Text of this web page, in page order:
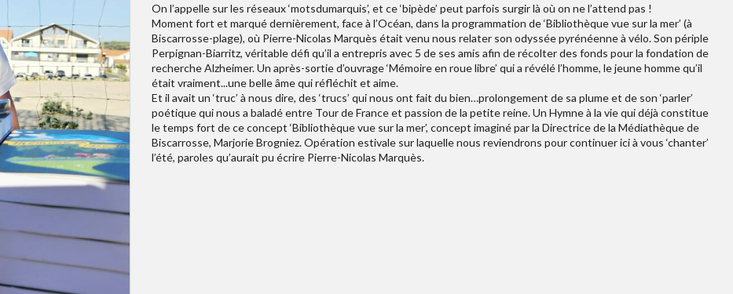
On l’appelle sur les réseaux ‘motsdumarquis’, et ce ‘bipède’ peut parfois surgir là où on ne l’attend pas !
Moment fort et marqué dernièrement, face à l’Océan, dans la programmation de ‘Bibliothèque vue sur la mer’ (à
Biscarrosse-plage), où Pierre-Nicolas Marquès était venu nous relater son odyssée pyrénéenne à vélo. Son périple
Perpignan-Biarritz, véritable défi qu’il a entrepris avec 5 de ses amis afin de récolter des fonds pour la fondation de
recherche Alzheimer. Un après-sortie d’ouvrage ‘Mémoire en roue libre’ qui a révélé l’homme, le jeune homme qu’il
était vraiment...une belle âme qui réfléchit et aime.
Et il avait un ‘truc’ à nous dire, des ‘trucs’ qui nous ont fait du bien…prolongement de sa plume et de son ‘parler’
poétique qui nous a baladé entre Tour de France et passion de la petite reine. Un Hymne à la vie qui déjà constitue
le temps fort de ce concept ‘Bibliothèque vue sur la mer’, concept imaginé par la Directrice de la Médiathèque de
Biscarrosse, Marjorie Brogniez. Opération estivale sur laquelle nous reviendrons pour continuer ici à vous ‘chanter’
l’été, paroles qu’aurait pu écrire Pierre-Nicolas Marquès.